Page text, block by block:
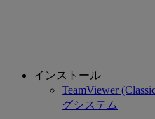
インストール
TeamViewer
グシステム